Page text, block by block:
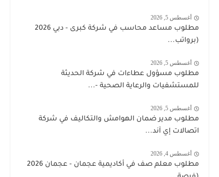
أغسطس 5, 2026
مطلوب مساعد محاسب في شركة كبرى - دبي 2026
(برواتب...
أغسطس 5, 2026
مطلوب مسؤول عطاءات في شركة الحديثة
للمستشفيات والرعاية الصحية -...
أغسطس 5, 2026
مطلوب مدير ضمان الهوامش والتكاليف في شركة
اتصالات إي آند...
أغسطس 4, 2026
مطلوب معلم صف في أكاديمية عجمان - عجمان 2026